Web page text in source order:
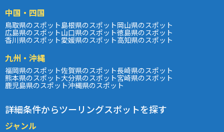
中国・四国
鳥取県のスポット島根県のスポット岡山県のスポット
広島県のスポット山口県のスポット徳島県のスポット
香川県のスポット愛媛県のスポット高知県のスポット
九州・沖縄
福岡県のスポット佐賀県のスポット長崎県のスポット
熊本県のスポット大分県のスポット宮崎県のスポット
鹿児島県のスポット沖縄県のスポット
詳細条件からツーリングスポットを探す
ジャンル